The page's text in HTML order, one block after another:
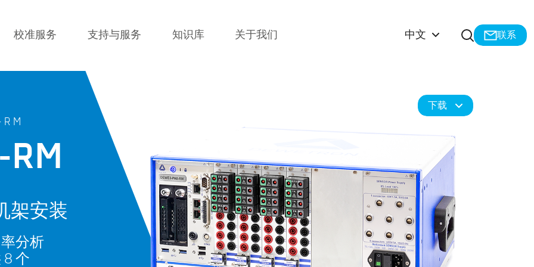
校准服务 支持与服务 知识库 关于我们 中文 打开搜索联系
下载
架安装
率分析
8 个